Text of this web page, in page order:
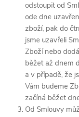
odstoupit od
ode dne
zboží, pak do
jsme uzavřeli
Zboží nebo
běžet až dnem
a v případě, že
Vám budeme
začíná běžet
Od Smlouvy